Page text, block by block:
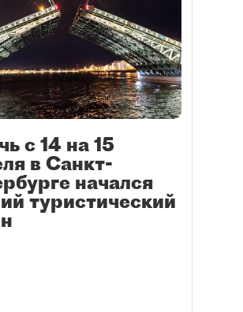
с 14 на 15
в Санкт-
начался
туристический